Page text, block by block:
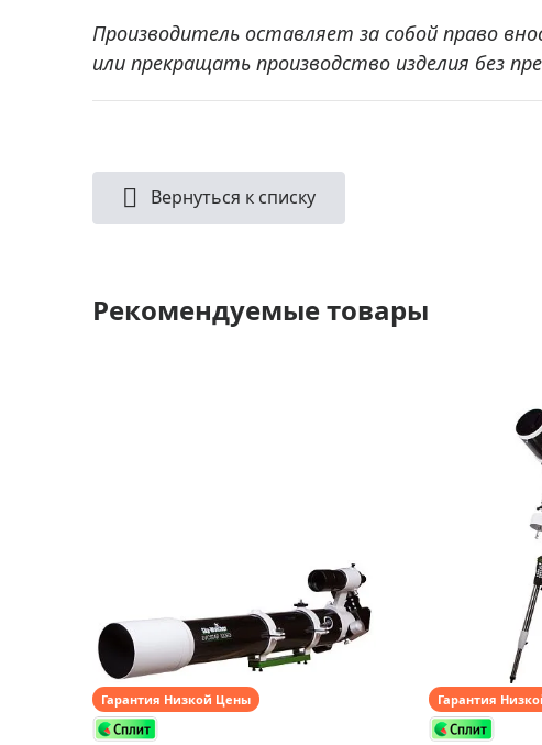
Производитель оставляет за собой право
или прекращать производство изделия без
Вернуться к списку
Рекомендуемые товары
Гарантия Низкой Цены Гарантия